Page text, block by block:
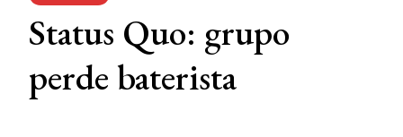
Status Quo: grupo
perde baterista